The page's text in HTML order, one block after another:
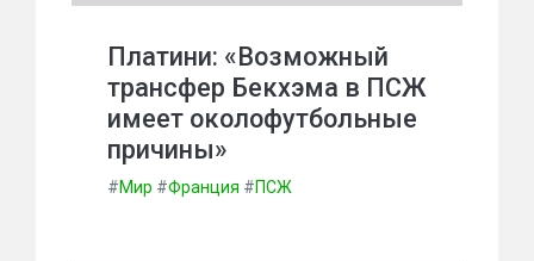
Платини: «Возможный
трансфер Бекхэма в ПСЖ
имеет околофутбольные
причины»
#Мир #Франция #ПСЖ